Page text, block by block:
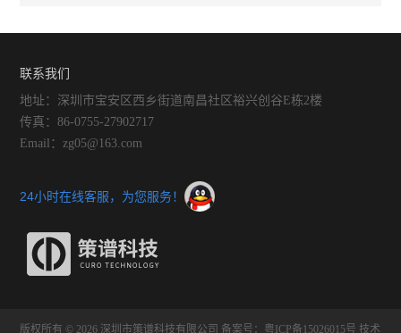
联系我们
地址：深圳市宝安区西乡街道南昌社区裕兴创谷E栋2楼
传真：86-0755-27902717
Email：zg05@163.com
24小时在线客服，为您服务！
版权所有 © 2026 深圳市策谱科技有限公司 备案号：粤ICP备15026015号 技术